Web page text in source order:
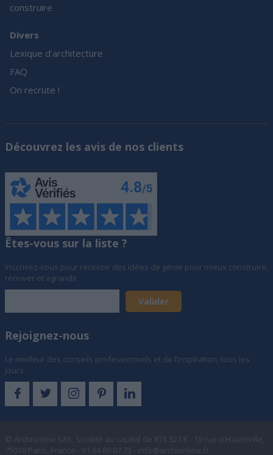
construire
Divers
Lexique d’architecture
FAQ
On recrute !
Découvrez les avis de nos clients
Êtes-vous sur la liste ?
Inscrivez-vous pour recevoir des idées de génie pour mieux construire,
rénover et agrandir
Rejoignez-nous
Le meilleur des conseils professionnels et de l’inspiration, tous les
jours
© Archionline SAS, Société au capital de 873 321 € - 19 rue d'Hauteville,
75010 Paris, France - 01 84 80 07 73 -
info@archionline.fr